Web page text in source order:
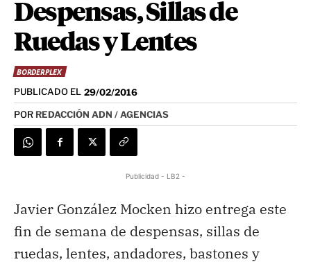
Despensas, Sillas de
Ruedas y Lentes
BORDERPLEX
PUBLICADO EL 29/02/2016
POR REDACCIÓN ADN / AGENCIAS
Publicidad - LB2 -
Javier González Mocken hizo entrega este
fin de semana de despensas, sillas de
ruedas, lentes, andadores, bastones y